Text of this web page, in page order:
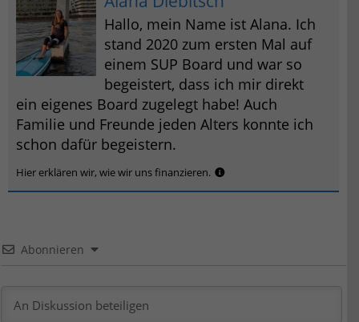
Hallo, mein Name ist Alana. Ich
stand 2020 zum ersten Mal auf
einem SUP Board und war so
begeistert, dass ich mir direkt
ein eigenes Board zugelegt habe! Auch
Familie und Freunde jeden Alters konnte ich
schon dafür begeistern.
Hier erklären wir, wie wir uns finanzieren.
Abonnieren